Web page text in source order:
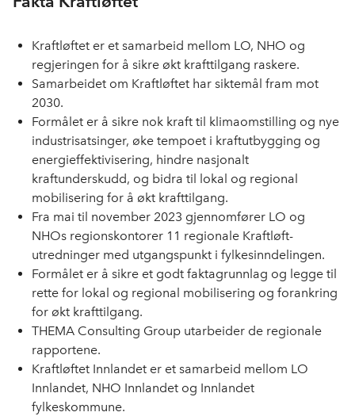
Kraftløftet er et samarbeid mellom LO, NHO og
regjeringen for å sikre økt krafttilgang raskere.
Samarbeidet om Kraftløftet har siktemål fram mot
2030.
Formålet er å sikre nok kraft til klimaomstilling og nye
industrisatsinger, øke tempoet i kraftutbygging og
energieffektivisering, hindre nasjonalt
kraftunderskudd, og bidra til lokal og regional
mobilisering for å økt krafttilgang.
Fra mai til november 2023 gjennomfører LO og
NHOs regionskontorer 11 regionale Kraftløft-
utredninger med utgangspunkt i fylkesinndelingen.
Formålet er å sikre et godt faktagrunnlag og legge til
rette for lokal og regional mobilisering og forankring
for økt krafttilgang.
THEMA Consulting Group utarbeider de regionale
rapportene.
Kraftløftet Innlandet er et samarbeid mellom LO
Innlandet, NHO Innlandet og Innlandet
fylkeskommune.